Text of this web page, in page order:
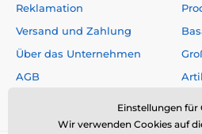
Reklamation
Versand und Zahlung
Über das Unternehmen
AGB
Einstellungen für
Wir verwenden Cookies auf